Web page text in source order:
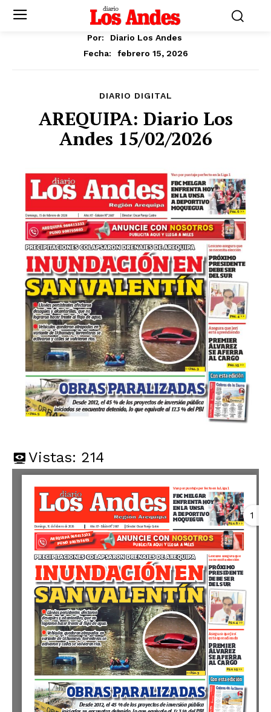
Por:
Diario Los Andes
Fecha:
febrero 15, 2026
DIARIO DIGITAL
AREQUIPA: Diario Los
Andes 15/02/2026
Vistas: 214
1